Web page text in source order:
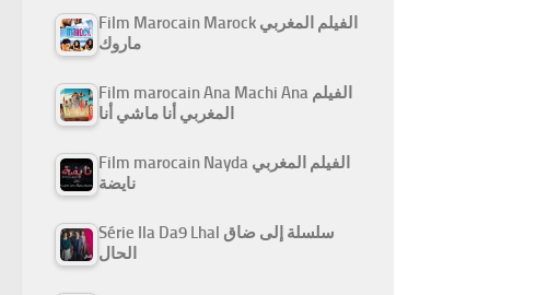
Film Marocain Marock الفيلم المغربي
ماروك
Film marocain Ana Machi Ana الفيلم
المغربي أنا ماشي أنا
Film marocain Nayda الفيلم المغربي
نايضة
Série Ila Da9 Lhal سلسلة إلى ضاق
الحال